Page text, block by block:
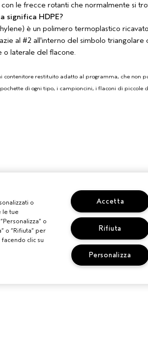
le frecce rotanti che normalmente si
significa HDPE?
è un polimero termoplastico
al #2 all'interno del simbolo
o laterale del flacone.
restituito adatto al programma, che non
di ogni tipo, i campioncini, i flaconi di piccole
o
le tue
o
o “Rifiuta” per
clic su
Accetta
Rifiuta
Personalizza